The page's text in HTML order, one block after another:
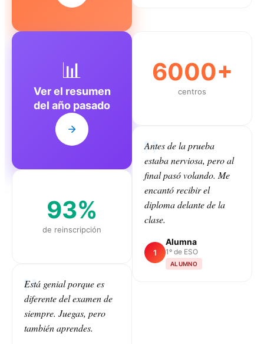
📊
Ver el resumen
del año pasado
93%
de reinscripción
Está genial porque es
diferente del examen de
siempre. Juegas, pero
también aprendes.
6000+
centros
Antes de la prueba
estaba nerviosa, pero al
final pasó volando. Me
encantó recibir el
diploma delante de la
clase.
1
Alumna
1º de ESO
ALUMNO